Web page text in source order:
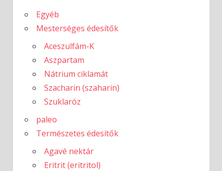
Egyéb
Mesterséges édesítők
Aceszulfám-K
Aszpartam
Nátrium ciklamát
Szacharin (szaharin)
Szuklaróz
paleo
Természetes édesítők
Agavé nektár
Eritrit (eritritol)